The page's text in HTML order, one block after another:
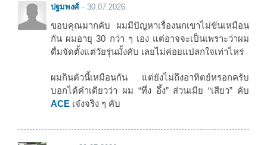
ปฐมพงศ์ 30.07.2026
ขอบคุณมากคับ ผมมีปัญหาเรื่องนกเขาไม่ขันเหมือน
กัน ผมอายุ 30 กว่า ๆ เอง แต่อาจจะเป็นเพราะว่าผม
ดื่มจัดตั้งแต่วัยรุ่นมั้งคับ เลยไม่ค่อยแปลกใจเท่าไหร่
ผมกินตัวนี้เหมือนกัน แต่ยังไม่ถึงอาทิตย์หรอกครับ
บอกได้คำเดียวว่า ผม “ทึ่ง อึ้ง” ส่วนเมีย “เสียว” คับ
ACE เจ๋งจริง ๆ คับ